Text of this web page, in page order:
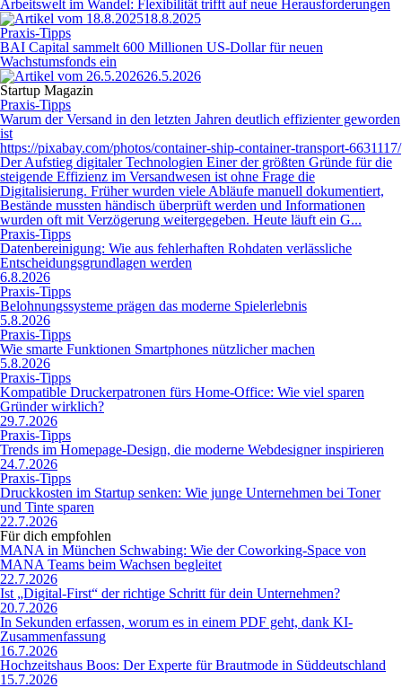
Arbeitswelt im Wandel: Flexibilität trifft auf neue Herausforderungen
18.8.2025
Praxis-Tipps
BAI Capital sammelt 600 Millionen US-Dollar für neuen
Wachstumsfonds ein
26.5.2026
Startup Magazin
Praxis-Tipps
Warum der Versand in den letzten Jahren deutlich effizienter geworden
ist
https://pixabay.com/photos/container-ship-container-transport-6631117/
Der Aufstieg digitaler Technologien Einer der größten Gründe für die
steigende Effizienz im Versandwesen ist ohne Frage die
Digitalisierung. Früher wurden viele Abläufe manuell dokumentiert,
Bestände mussten händisch überprüft werden und Informationen
wurden oft mit Verzögerung weitergegeben. Heute läuft ein G...
Praxis-Tipps
Datenbereinigung: Wie aus fehlerhaften Rohdaten verlässliche
Entscheidungsgrundlagen werden
6.8.2026
Praxis-Tipps
Belohnungssysteme prägen das moderne Spielerlebnis
5.8.2026
Praxis-Tipps
Wie smarte Funktionen Smartphones nützlicher machen
5.8.2026
Praxis-Tipps
Kompatible Druckerpatronen fürs Home-Office: Wie viel sparen
Gründer wirklich?
29.7.2026
Praxis-Tipps
Trends im Homepage-Design, die moderne Webdesigner inspirieren
24.7.2026
Praxis-Tipps
Druckkosten im Startup senken: Wie junge Unternehmen bei Toner
und Tinte sparen
22.7.2026
Für dich empfohlen
MANA in München Schwabing: Wie der Coworking-Space von
MANA Teams beim Wachsen begleitet
22.7.2026
Ist „Digital-First“ der richtige Schritt für dein Unternehmen?
20.7.2026
In Sekunden erfassen, worum es in einem PDF geht, dank KI-
Zusammenfassung
16.7.2026
Hochzeitshaus Boos: Der Experte für Brautmode in Süddeutschland
15.7.2026